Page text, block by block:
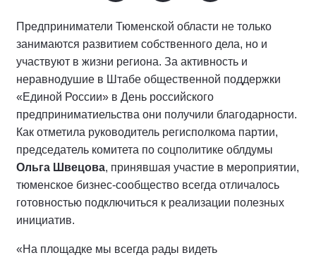
Предприниматели Тюменской области не только
занимаются развитием собственного дела, но и
участвуют в жизни региона. За активность и
неравнодушие в Штабе общественной поддержки
«Единой России» в День российского
предприниматиельства они получили благодарности.
Как отметила руководитель регисполкома партии,
председатель комитета по соцполитике облдумы
Ольга Швецова, принявшая участие в мероприятии,
тюменское бизнес-сообщество всегда отличалось
готовностью подключиться к реализации полезных
инициатив.
«На площадке мы всегда рады видеть